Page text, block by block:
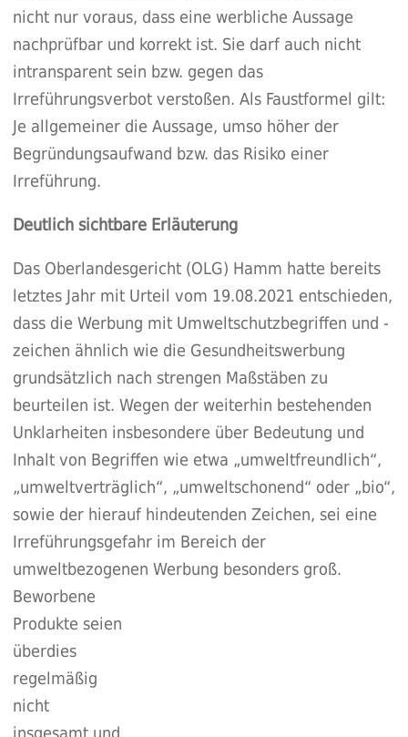
nicht nur voraus, dass eine werbliche Aussage
nachprüfbar und korrekt ist. Sie darf auch nicht
intransparent sein bzw. gegen das
Irreführungsverbot verstoßen. Als Faustformel gilt:
Je allgemeiner die Aussage, umso höher der
Begründungsaufwand bzw. das Risiko einer
Irreführung.
Deutlich sichtbare Erläuterung
Das Oberlandesgericht (OLG) Hamm hatte bereits
letztes Jahr mit Urteil vom 19.08.2021 entschieden,
dass die Werbung mit Umweltschutzbegriffen und -
zeichen ähnlich wie die Gesundheitswerbung
grundsätzlich nach strengen Maßstäben zu
beurteilen ist. Wegen der weiterhin bestehenden
Unklarheiten insbesondere über Bedeutung und
Inhalt von Begriffen wie etwa „umweltfreundlich“,
„umweltverträglich“, „umweltschonend“ oder „bio“,
sowie der hierauf hindeutenden Zeichen, sei eine
Irreführungsgefahr im Bereich der
umweltbezogenen Werbung besonders groß.
Beworbene
Produkte seien
überdies
regelmäßig
nicht
insgesamt und